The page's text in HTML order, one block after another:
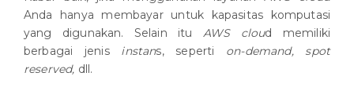
Anda hanya membayar untuk kapasitas komputasi
yang digunakan. Selain itu AWS cloud memiliki
berbagai jenis instans, seperti on-demand, spot
reserved, dll.